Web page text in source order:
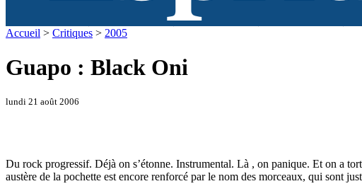
Accueil > Critiques > 2005
Guapo : Black Oni
lundi 21 août 2006
Du rock progressif. Déjà on s’étonne. Instrumental. Là , on panique. Et on a
austère de la pochette est encore renforcé par le nom des morceaux, qui sont